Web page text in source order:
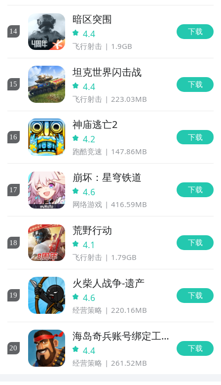
14
暗区突围
4.4
飞行射击 1.9GB
下载
15
坦克世界闪击战
4.4
飞行射击 223.03MB
下载
16
神庙逃亡2
4.2
跑酷竞速 147.86MB
下载
17
崩坏：星穹铁道
4.6
网络游戏 416.59MB
下载
18
荒野行动
4.1
飞行射击 1.79GB
下载
19
火柴人战争-遗产
4.6
经营策略 220.16MB
下载
20
海岛奇兵账号绑定工
具 4.4
经营策略 261.52MB
下载